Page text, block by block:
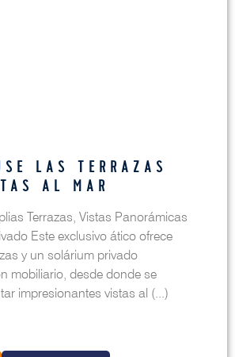
LAS TERRAZAS
AL MAR
Terrazas, Vistas Panorámicas
Este exclusivo ático ofrece
y un solárium privado
mobiliario, desde donde se
impresionantes vistas al (...)